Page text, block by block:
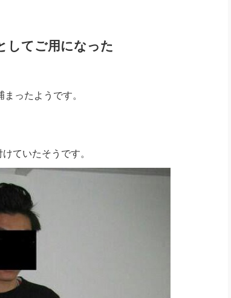
してご用になった
ったようです。
ていたそうです。